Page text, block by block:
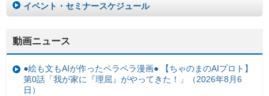
イベント・セミナースケジュール
動画ニュース
●絵も文もAIが作ったペラペラ漫画● 【ちゃのまのAIプロト】
第0話「我が家に『理屈』がやってきた！」（2026年8月6
日）